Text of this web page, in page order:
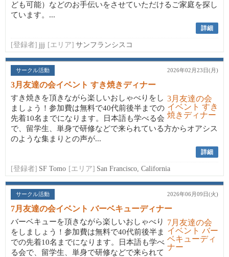
ども可能）などのお手伝いをさせていただけるご家庭を探し
ています。...
詳細
[登録者] jjj [エリア] サンフランシスコ
サークル活動 2026年02月23日(月)
3月友達の会イベント すき焼きディナー
すき焼きを頂きながら楽しいおしゃべりをし
ましょう！参加費は無料で40代前後半までの
先着10名までになります。日本語も学べる会
で、留学生、単身で研修などで来られている方からオアシス
のような集まりとの声が...
詳細
[登録者] SF Tomo [エリア] San Francisco, California
サークル活動 2026年06月09日(火)
7月友達の会イベント バーベキューディナー
バーベキューを頂きながら楽しいおしゃべり
をしましょう！参加費は無料で40代前後半ま
での先着10名までになります。日本語も学べ
る会で、留学生、単身で研修などで来られて